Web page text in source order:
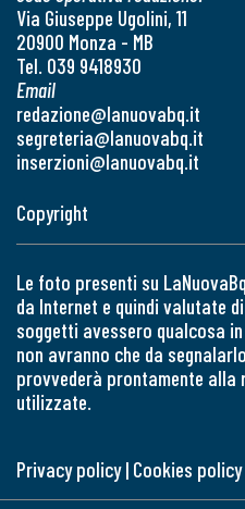
Via Giuseppe Ugolini, 11
20900 Monza - MB
Tel. 039 9418930
Email
redazione@lanuovabq.it
segreteria@lanuovabq.it
inserzioni@lanuovabq.it
Copyright
Le foto presenti su
da Internet e quindi valutate
soggetti avessero qualcosa
non avranno che da
provvederà prontamente alla
utilizzate.
Privacy policy| Cookies policy